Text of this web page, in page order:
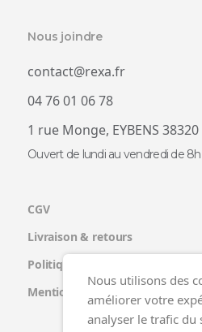
Nous joindre
contact@rexa.fr
04 76 01 06 78
1 rue Monge, EYBENS 38320
Ouvert de lundi au vendredi de 8h
CGV
Livraison & retours
Politique de confidentialité
Mentions légales
Nous utilisons des
améliorer votre
analyser le trafic du